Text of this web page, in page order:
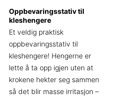
Oppbevaringsstativ til
kleshengere
Et veldig praktisk
oppbevaringsstativ til
kleshengere! Hengerne er
lette å ta opp igjen uten at
krokene hekter seg sammen
så det blir masse irritasjon –